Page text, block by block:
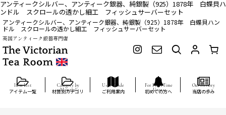
アンティークシルバー、アンティーク銀器、純銀製（925）1878年 白蝶貝ハ
ンドル スクロールの透かし細工 フィッシュサーバーセット
アンティークシルバー、アンティーク銀器、純銀製（925）1878年 白蝶貝ハン
ドル スクロールの透かし細工 フィッシュサーバーセット
英国アンティーク銀器専門店
アイテム一覧 材質別カテゴリ ご利用案内 初めての方へ 当店の歩み